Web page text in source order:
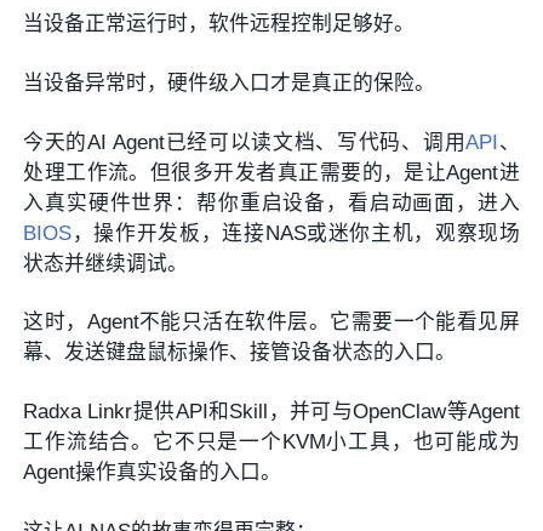
当设备正常运行时，软件远程控制足够好。
当设备异常时，硬件级入口才是真正的保险。
今天的AI Agent已经可以读文档、写代码、调用API、
处理工作流。但很多开发者真正需要的，是让Agent进
入真实硬件世界：帮你重启设备，看启动画面，进入
BIOS ，操作开发板，连接NAS或迷你主机，观察现场
状态并继续调试。
这时，Agent不能只活在软件层。它需要一个能看见屏
幕、发送键盘鼠标操作、接管设备状态的入口。
Radxa Linkr提供API和Skill，并可与OpenClaw等Agent
工作流结合。它不只是一个KVM小工具，也可能成为
Agent操作真实设备的入口。